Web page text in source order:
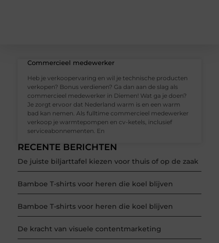
RECENTE BERICHTEN
De juiste biljarttafel kiezen voor thuis of op de zaak
Bamboe T-shirts voor heren die koel blijven
Bamboe T-shirts voor heren die koel blijven
De kracht van visuele contentmarketing
Commercieel medewerker
Heb je verkoopervaring en wil je technische producten
verkopen? Bonus verdienen? Ga dan aan de slag als
commercieel medewerker in Diemen! Wat ga je doen?
Je zorgt ervoor dat Nederland warm is en een warm
bad kan nemen. Als fulltime commercieel medewerker
verkoop je warmtepompen en cv-ketels, inclusief
serviceabonnementen. En